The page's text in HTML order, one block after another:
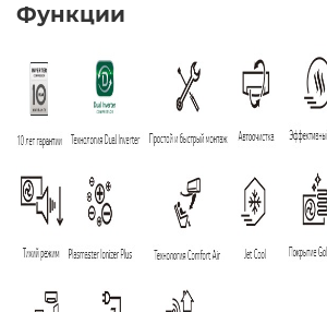
Функции